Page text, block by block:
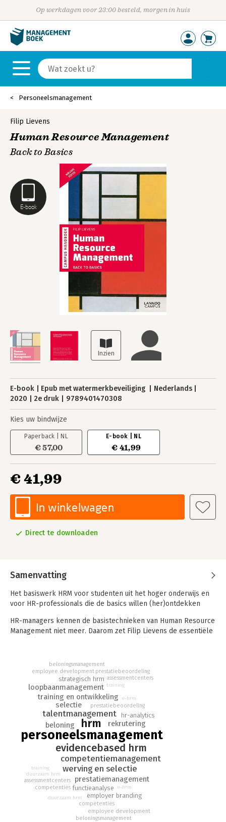
Op werkdagen voor 23:00 besteld, morgen in huis
Personeelsmanagement
E-book
Filip Lievens
Human Resource Management
Back to Basics
E-book Epub met watermerkbeveiliging
Nederlands
2020
2e druk 9789401470308
Kies uw bindwijze
Paperback | NL
€ 57,00
E-book | NL
€ 41,99
€ 41,99
In winkelwagen
Direct te downloaden
Samenvatting
Het basiswerk HRM voor studenten uit het hoger onderwijs en
voor HR-professionals die de basics willen (her)ontdekken
HR-managers kennen de basistechnieken van Human Resource
Management niet meer. Daarom zet Filip Lievens de essentiële
Resource Management.
Dit handboek biedt een evidencebased overzicht van de
belangrijkste HR-domeinen zoals competentiemanagement,
employer branding, selectie, prestatiemanagement, beloning,
training/ontwikkeling en loopbaanmanagement. Bovendien is
deze nieuwe editie compleet met de laatste ontwikkelingen in
het HRM-landschap.
personeelsmanagement
hrm
evidencebased hrm
talentmanagement
competentiemanagement
werving en selectie
beloning
selectie
training en ontwikkeling
rekrutering
prestatiemanagement
loopbaanmanagement
functieanalyse
strategisch hrm
hr-analytics
employer branding
prestatiebeoordeling
competenties
assessmentcenters
employee development
beloningsmanagement
duurzaam hrm
training
e-hrm
prestatiebeoordeling
competenties
assessmentcenters
employee development
beloningsmanagement
duurzaam hrm
training
e-hrm